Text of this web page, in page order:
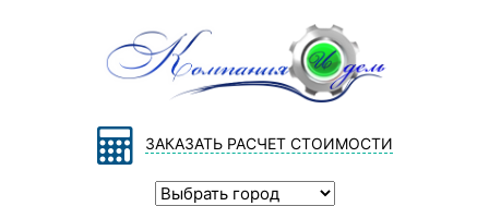
ЗАКАЗАТЬ РАСЧЕТ СТОИМОСТИ